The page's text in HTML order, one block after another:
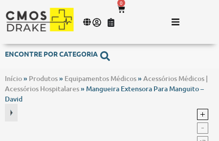
0
ENCONTRE POR CATEGORIA
Início» Produtos» Equipamentos Médicos» Acessórios Médicos |
Acessórios Hospitalares» Mangueira Extensora Para Manguito –
David